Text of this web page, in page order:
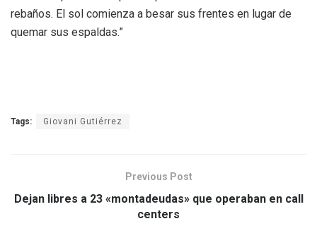
rebaños. El sol comienza a besar sus frentes en lugar de
quemar sus espaldas.”
Tags: Giovani Gutiérrez
Previous Post
Dejan libres a 23 «montadeudas» que operaban en call
centers